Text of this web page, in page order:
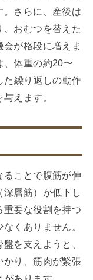
。さらに、産後は
おむつを替えた
が格段に増えま
、体重の約20〜
た繰り返しの動作
えます。
ることで腹筋が伸
層筋）が低下し
重要な役割を持つ
くありません。
を支えようと、
かり、筋肉が緊張